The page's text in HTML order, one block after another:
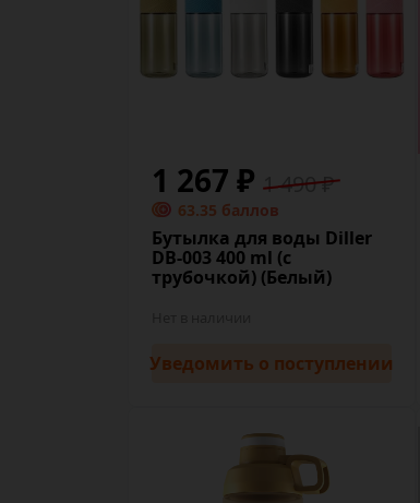
1 267 ₽ 1 490 ₽
63.35 баллов
Бутылка для воды Diller
DB-003 400 ml (с
трубочкой) (Белый)
Уведомить о поступлении